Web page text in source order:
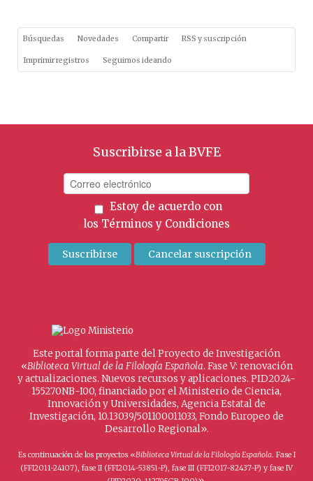
Búsquedas Novedades Compartir RSS y suscripción
Imprimir registros Seguimos ideando
Suscribirse a la BVFE
Estoy de acuerdo con
los Términos y Condiciones
Este portal forma parte del Proyecto de Investigación
«Biblioteca Virtual de la Filología Española. Fase V: renovación
y actualizaciones. Nuevos recursos y aplicaciones. PID2024-
155270NB-I00, financiado por el Ministerio de Ciencia,
Innovación y Universidades, Agencia Estatal de
Investigación, 10.13039/501100011033, Fondo Europeo de
Desarrollo Regional».
Es continuación de los proyectos «Biblioteca Virtual de la Filología Española. Fase I
(FFI2011-24107), fase II (FFI2014-53851-P), fase III (FFI2017-82437-P) y fase IV